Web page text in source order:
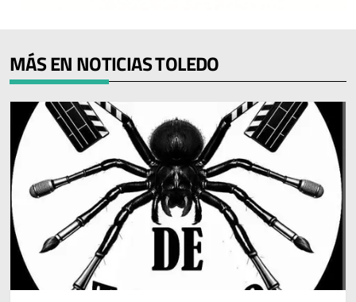
MÁS EN NOTICIAS TOLEDO